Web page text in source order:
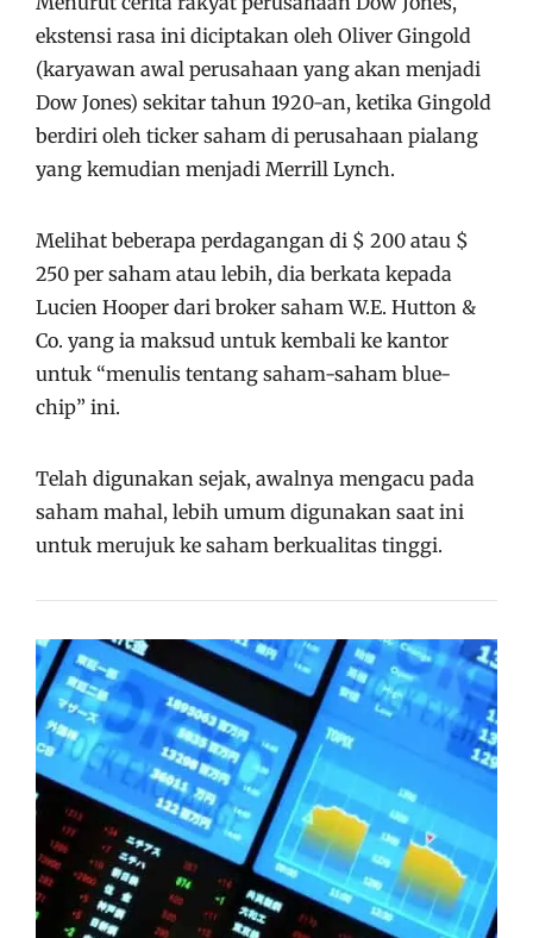
ekstensi rasa ini diciptakan oleh Oliver Gingold
(karyawan awal perusahaan yang akan menjadi
Dow Jones) sekitar tahun 1920-an, ketika Gingold
berdiri oleh ticker saham di perusahaan pialang
yang kemudian menjadi Merrill Lynch.
Melihat beberapa perdagangan di $ 200 atau $
250 per saham atau lebih, dia berkata kepada
Lucien Hooper dari broker saham W.E. Hutton &
Co. yang ia maksud untuk kembali ke kantor
untuk “menulis tentang saham-saham blue-
chip” ini.
Telah digunakan sejak, awalnya mengacu pada
saham mahal, lebih umum digunakan saat ini
untuk merujuk ke saham berkualitas tinggi.